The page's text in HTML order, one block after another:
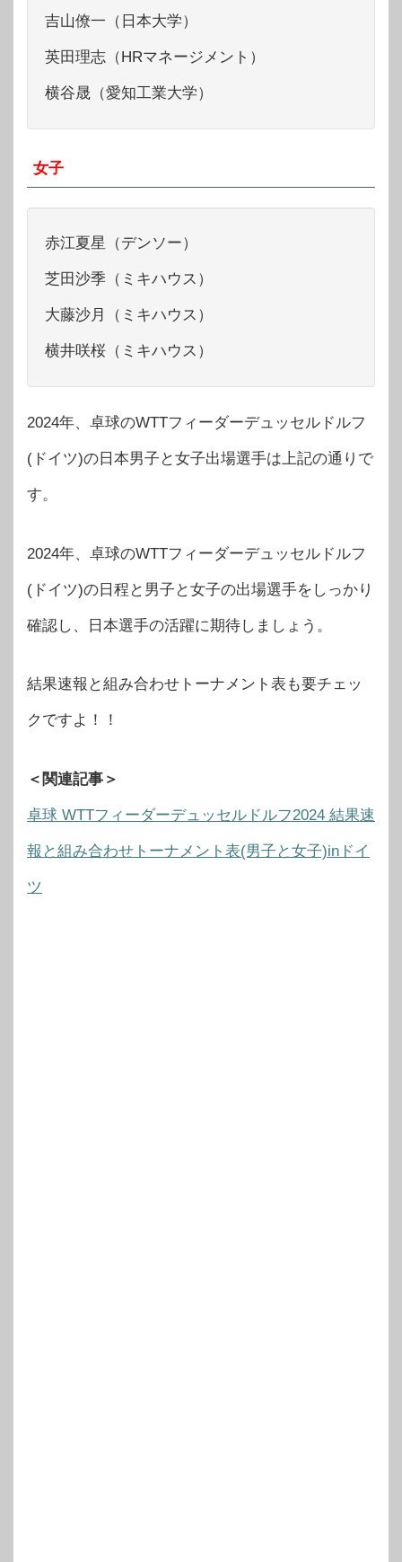
吉山僚一（日本大学）
英田理志（HRマネージメント）
横谷晟（愛知工業大学）
女子
赤江夏星（デンソー）
芝田沙季（ミキハウス）
大藤沙月（ミキハウス）
横井咲桜（ミキハウス）
2024年、卓球のWTTフィーダーデュッセルドルフ
(ドイツ)の日本男子と女子出場選手は上記の通りで
す。
2024年、卓球のWTTフィーダーデュッセルドルフ
(ドイツ)の日程と男子と女子の出場選手をしっかり
確認し、日本選手の活躍に期待しましょう。
結果速報と組み合わせトーナメント表も要チェッ
クですよ！！
＜関連記事＞
卓球 WTTフィーダーデュッセルドルフ2024 結果速
報と組み合わせトーナメント表(男子と女子)inドイ
ツ